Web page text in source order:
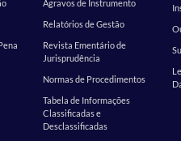
Agravos de Instrumento
Relatórios de Gestão
Revista Ementário de
Jurisprudência
Normas de Procedimentos
Tabela de Informações
Classificadas e
Desclassificadas